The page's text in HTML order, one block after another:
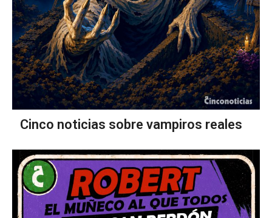
Cinco noticias sobre vampiros reales